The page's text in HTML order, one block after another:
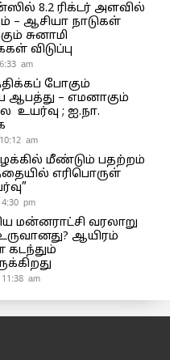
8.2 ரிக்டர் அளவில்
– ஆசியா நாடுகள்
சுனாமி
விடுப்பு
am
போகும்
ஆபத்து – எமனாகும்
உயர்வு ; ஐ.நா.
am
மீண்டும் பதற்றம்
எரிபொருள்
pm
மன்னராட்சி வரலாறு
ஆயிரம்
am